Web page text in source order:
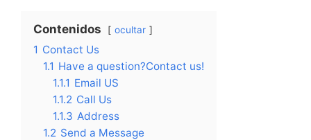
(Twitter)
Contenidos
ocultar
1 Contact Us
1.1 Have a question?Contact us!
1.1.1 Email US
1.1.2 Call Us
1.1.3 Address
1.2 Send a Message